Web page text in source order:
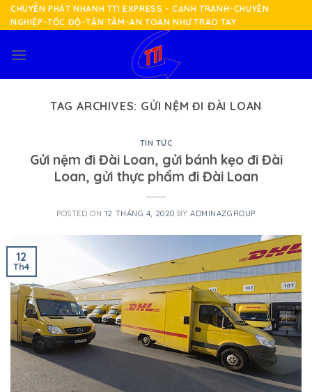
Skip
to
CHUYỂN PHÁT NHANH TTI EXPRESS - CẠNH TRANH-CHUYÊN
NGHIỆP-TỐC ĐỘ-TẬN TÂM-AN TOÀN NHƯ TRAO TAY
TAG ARCHIVES: GỬI NỆM ĐI ĐÀI LOAN
TIN TỨC
Gửi nệm đi Đài Loan, gửi bánh kẹo đi Đài
Loan, gửi thực phẩm đi Đài Loan
POSTED ON 12 THÁNG 4, 2020 BYADMINAZGROUP
12
Th4